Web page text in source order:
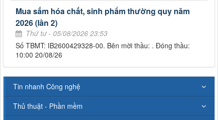
Mua sắm hóa chất, sinh phẩm thường quy năm
2026 (lần 2)
Thứ tư - 05/08/2026 23:53
Số TBMT: IB2600429328-00. Bên mời thầu: . Đóng thầu:
10:00 20/08/26
Tin nhanh Công nghệ
Thủ thuật - Phần mềm